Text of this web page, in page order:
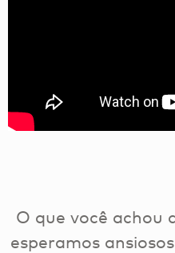
O que você achou
esperamos